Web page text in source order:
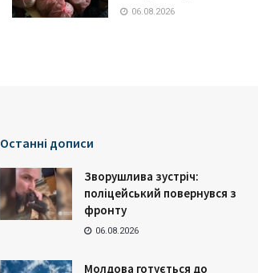
06.08.2026
Останні дописи
Зворушлива зустріч:
поліцейський повернувся з
фронту
06.08.2026
Молдова готується до